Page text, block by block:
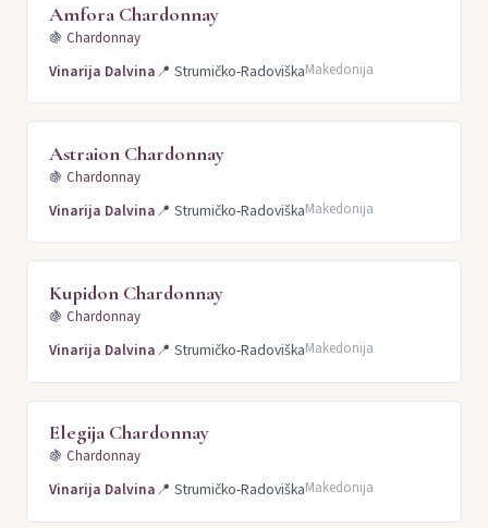
Amfora Chardonnay
🍇 Chardonnay
Vinarija Dalvina📍 Strumičko-RadoviškaMakedonija
Astraion Chardonnay
🍇 Chardonnay
Vinarija Dalvina📍 Strumičko-RadoviškaMakedonija
Kupidon Chardonnay
🍇 Chardonnay
Vinarija Dalvina📍 Strumičko-RadoviškaMakedonija
Elegija Chardonnay
🍇 Chardonnay
Vinarija Dalvina📍 Strumičko-RadoviškaMakedonija